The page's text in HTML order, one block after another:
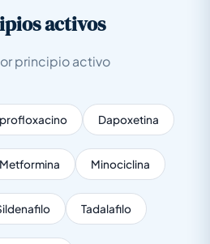
activos
principio activo
Dapoxetina
Metformina Minociclina
Tadalafilo